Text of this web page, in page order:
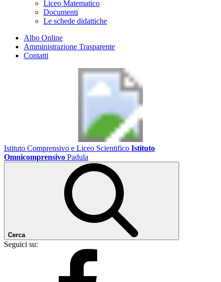
Liceo Matematico
Documenti
Le schede didattiche
Albo Online
Amministrazione Trasparente
Contatti
Istituto Comprensivo e Liceo Scientifico Istituto
Omnicomprensivo Padula
Cerca
Seguici su: